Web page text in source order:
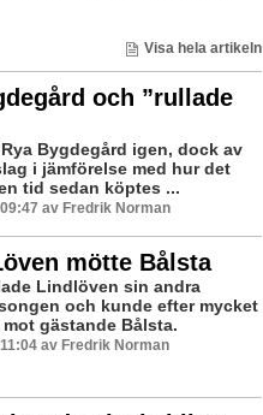
Visa hela artikeln
och ”rullade
Bygdegård igen, dock av
i jämförelse med hur det
tid sedan köptes ...
av Fredrik Norman
mötte Bålsta
Lindlöven sin andra
och kunde efter mycket
gästande Bålsta.
av Fredrik Norman